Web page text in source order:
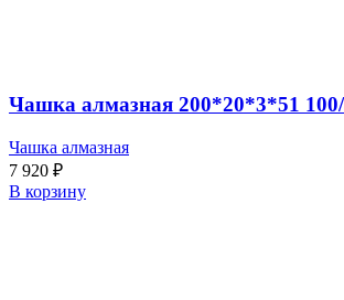
Чашка алмазная 200*20*3*51
Чашка алмазная
7 920 ₽
В корзину